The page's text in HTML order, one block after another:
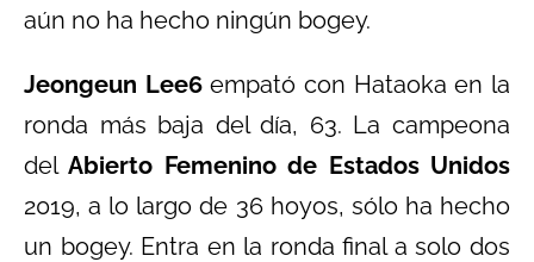
aún no ha hecho ningún bogey.
Jeongeun Lee6empató con Hataoka en la
ronda más baja del día, 63. La campeona
delAbierto Femenino de Estados Unidos
2019, a lo largo de 36 hoyos, sólo ha hecho
un bogey. Entra en la ronda final a solo dos